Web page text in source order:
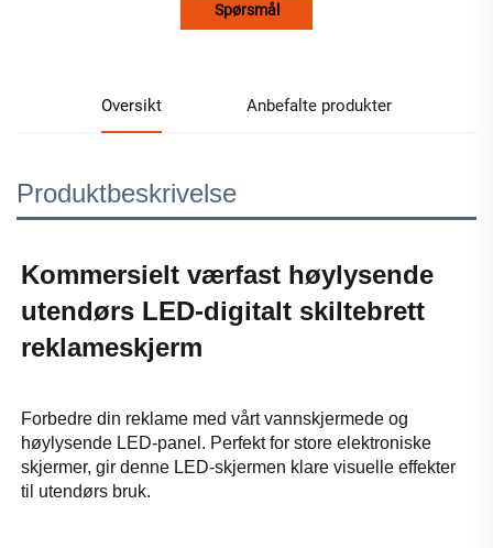
Spørsmål
Oversikt Anbefalte produkter
Produktbeskrivelse
Kommersielt værfast høylysende
utendørs LED-digitalt skiltebrett
reklameskjerm
Forbedre din reklame med vårt vannskjermede og
høylysende LED-panel. Perfekt for store elektroniske
skjermer, gir denne LED-skjermen klare visuelle effekter
til utendørs bruk.